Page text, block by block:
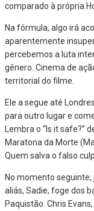
comparado à própria
Na fórmula, algo irá
aparentemente
percebemos a luta
gênero. Cinema de
territorial do filme.
Ele a segue até
para outro lugar e
Lembra o “Is it safe?”
Maratona da Morte
Quem salva o falso
No momento
aliás, Sadie, foge dos
Paquistão. Chris